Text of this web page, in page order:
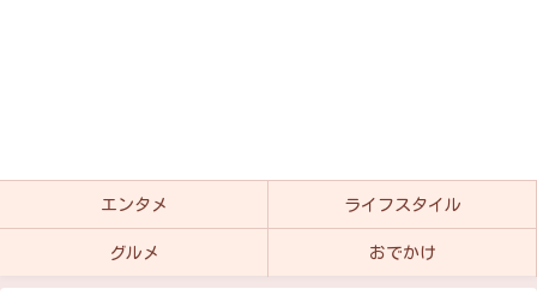
エンタメ ライフスタイル
グルメ おでかけ